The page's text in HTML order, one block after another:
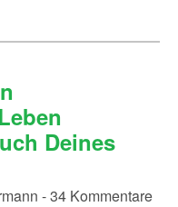
Deines
- 34 Kommentare